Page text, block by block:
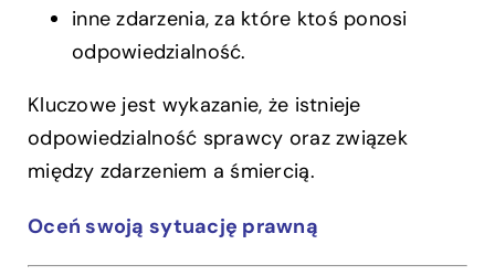
inne zdarzenia, za które ktoś ponosi
odpowiedzialność.
Kluczowe jest wykazanie, że istnieje
odpowiedzialność sprawcy oraz związek
między zdarzeniem a śmiercią.
Oceń swoją sytuację prawną